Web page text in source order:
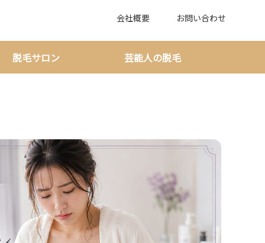
会社概要 お問い合わせ
脱毛サロン 芸能人の脱毛
みの違いと受診目安を整理！